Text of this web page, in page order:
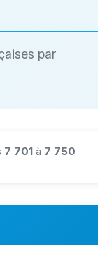
par
7 701 à 7 750